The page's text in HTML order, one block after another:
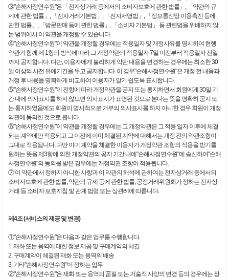
③"손해사정연수원"은 「전자상거래 등에서의 소비자보호에 관한 법률」, 「약관의 규
제에 관한 법률」, 「전자거래기본법」, 「전자서명법」, 「정보통신망 이용촉진 등에
관한 법률」, 「방문판매 등에 관한 법률」, 「소비자 기본법」 등 관련법을 위배하지 않
는 범위에서 이 약관을 개정할 수 있습니다.
④"손해사정연수원"이 약관을 개정할 경우에는 적용일자 및 개정사유를 명시하여 현행
약관과 함께 제 1항의 방식에 따라 그 개정약관의 적용일자 7일 이전부터 적용일자 전일
까지 공지합니다. 다만, 이용자에게 불리하게 약관 내용을 변경하는 경우에는 최소한 30
일 이상의 사전 유예기간을 두고 공지합니다. 이 경우"손해사정연수원"은 개정 전 내용과
개정 후 내용을 명확하게 비교하여 이용자가 알기 쉽도록 표시합니다.
⑤"손해사정연수원"이 전항에 따라 개정약관을 공지 또는 통지하면서 회원에게 30일 기
간 내에 의사표시를 하지 않으면 의사표시가 표명된 것으로 본다는 뜻을 명확히 공지 또
는 통지하였음에도 회원이 명시적으로 거부의 의사표시를 하지 아니한 경우 회원이 개정
약관에 동의한 것으로 봅니다.
⑥"손해사정연수원"이 약관을 개정할 경우에는 그 개정약관은 그 적용 일자 이후에 체결
되는 계약에만 적용되고 그 이전에 이미 체결된 계약에 대해서는 개정 전의 약관조항이
그대로 적용됩니다. 다만 이미 계약을 체결한 이용자가 개정약관 조항의 적용을 받기를
원하는 뜻을 제3항에 의한 개정약관의 공지 기간 내에"손해사정연수원"에 송신하여"손해
사정연수원"의 동의를 받은 경우에는 개정약관 조항이 적용됩니다.
⑦ 이 약관에서 정하지 아니한 사항과 이 약관의 해석에 관하여는 전자상거래 등에서의
소비자보호에 관한 법률, 약관의 규제 등에 관한 법률, 공정거래위원회가 정하는 전자상
거래 등 소비자 보호지침 및 관계 법령 또는 상관례에 따릅니다.
제4조 (서비스의 제공 및 변경)
①"손해사정연수원"은 다음과 같은 업무를 수행합니다.
1. 재화 또는 용역에 대한 정보 제공 및 구매계약의 체결
2. 구매계약이 체결된 재화 또는 용역의 배송
3. 기타"손해사정연수원"이 정하는 업무
②"손해사정연수원"은 재화 또는 용역의 품절 또는 기술적 사양의 변경 등의 경우에는 장